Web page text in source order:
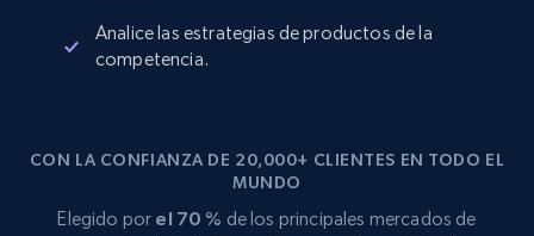
Analice las estrategias de productos de la
competencia.
CON LA CONFIANZA DE 20,000+ CLIENTES EN TODO EL
MUNDO
Elegido por el 70 % de los principales mercados de